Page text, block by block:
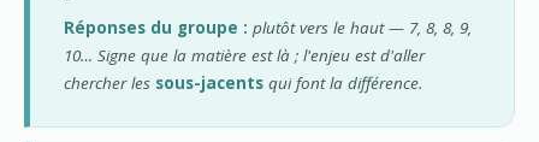
Réponses du groupe : plutôt vers le haut — 7, 8, 8, 9,
10… Signe que la matière est là ; l'enjeu est d'aller
chercher les sous-jacents qui font la différence.